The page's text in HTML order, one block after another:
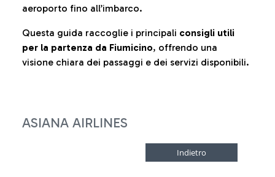
aeroporto fino all’imbarco.
Questa guida raccoglie i principali consigli utili
per la partenza da Fiumicino, offrendo una
visione chiara dei passaggi e dei servizi disponibili.
ASIANA AIRLINES